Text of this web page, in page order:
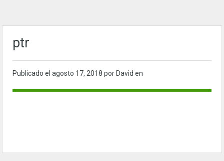
ptr
Publicado el agosto 17, 2018 por David en